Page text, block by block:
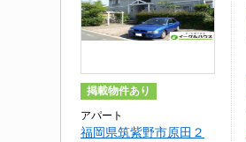
掲載物件あり
アパート
福岡県筑紫野市原田２